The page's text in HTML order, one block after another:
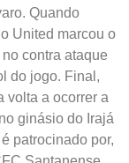
Quando
United marcou o
contra ataque
do jogo. Final,
volta a ocorrer a
ginásio do Irajá
patrocinado por,